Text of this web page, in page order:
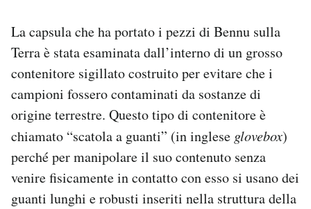
La capsula che ha portato i pezzi di Bennu sulla
Terra è stata esaminata dall’interno di un grosso
contenitore sigillato costruito per evitare che i
campioni fossero contaminati da sostanze di
origine terrestre. Questo tipo di contenitore è
chiamato “scatola a guanti” (in inglese glovebox)
perché per manipolare il suo contenuto senza
venire fisicamente in contatto con esso si usano dei
guanti lunghi e robusti inseriti nella struttura della